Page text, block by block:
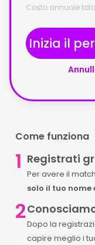
Costo annuale
Inizia il
Come funziona
1 Registrati
Per avere il
solo il tuo
2Dopo la
capire meglio i